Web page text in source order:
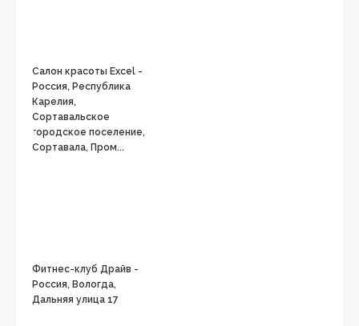
Салон красоты Excel -
Россия, Республика
Карелия,
Сортавальское
городское поселение,
Сортавала, Пром...
Фитнес-клуб Драйв -
Россия, Вологда,
Дальняя улица 17